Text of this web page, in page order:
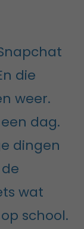
die
weer.
dag.
dingen
wat
school.